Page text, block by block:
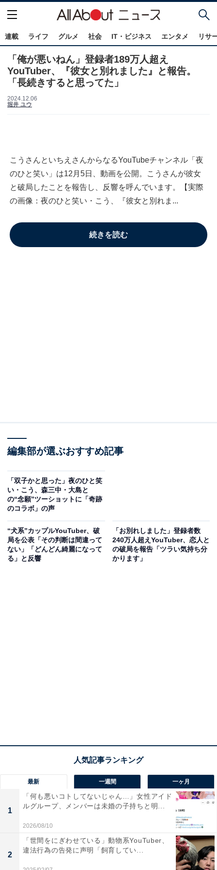
連載 ライフ グルメ 社会 IT・ビジネス エンタメ リサ
「俺が悪いねん」登録者189万人超え
YouTuber、『彼女と別れました』と報告。
「長続きすると思ってた」
2024.12.06
堀井 ユウ
こうさんといちえさんからなるYouTubeチャンネル「夜
のひと笑い」は12月5日、動画を公開。こうさんが彼女
と破局したことを報告し、反響を呼んでいます。【実際
の画像：夜のひと笑い・こう、『彼女と別れま...
続きを読む
編集部が選ぶおすすめ記事
「双子かと思った」夜のひと笑
い・こう、森三中・大島と
の“念願”ツーショットに「奇跡
のコラボ」の声
“犬系”カップルYouTuber、破
局を公表「その判断は間違って
ない」「どんどん綺麗になって
る」と反響
「お別れしました」登録者数
240万人超えYouTuber、恋人と
の破局を報告「ツラい気持ち分
かります」
最新 一週間 一ヶ月
1
「何も悪いコトしてないじゃん…」女性アイド
ルグループ、メンバーは未婚の子持ちと明...
2026/08/10
2
「世間をにぎわせている」動物系YouTuber、
違法行為の告発に声明「飼育してい...